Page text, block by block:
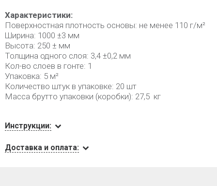
Характеристики:
Поверхностная плотность основы: не менее 110 г/м²
Ширина: 1000 ±3 мм
Высота: 250 ± мм
Толщина одного слоя: 3,4 ±0,2 мм
Кол-во слоев в гонте: 1
Упаковка: 5 м²
Количество штук в упаковке: 20 шт
Масса брутто упаковки (коробки): 27,5 кг
Инструкции:
Доставка и оплата: